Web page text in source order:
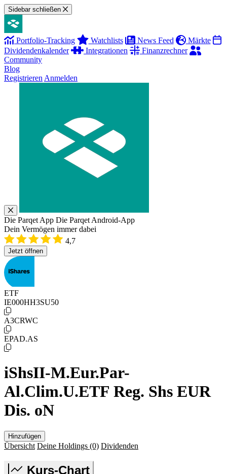
Sidebar schließen
Portfolio-Tracking Watchlists News Feed
Märkte
Dividendenkalender
Integrationen
Finanzrechner
Community
Blog
Registrieren Anmelden
Die Parqet App Die Parqet Android-App
Dein Vermögen immer dabei
4,7
Jetzt öffnen
ETF
IE000HH3SU50
A3CRWC
EPAD.AS
iShsII-M.Eur.Par-
Al.Clim.U.ETF Reg. Shs EUR
Dis. oN
Hinzufügen
Übersicht Deine Holdings (0) Dividenden
Kurs-Chart